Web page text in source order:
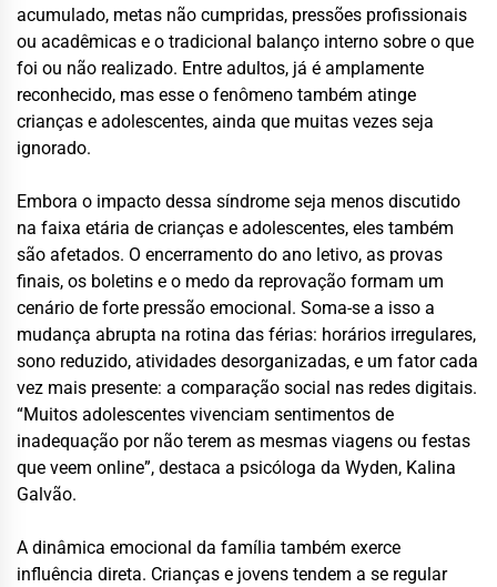
acumulado, metas não cumpridas, pressões profissionais
ou acadêmicas e o tradicional balanço interno sobre o que
foi ou não realizado. Entre adultos, já é amplamente
reconhecido, mas esse o fenômeno também atinge
crianças e adolescentes, ainda que muitas vezes seja
ignorado.
Embora o impacto dessa síndrome seja menos discutido
na faixa etária de crianças e adolescentes, eles também
são afetados. O encerramento do ano letivo, as provas
finais, os boletins e o medo da reprovação formam um
cenário de forte pressão emocional. Soma-se a isso a
mudança abrupta na rotina das férias: horários irregulares,
sono reduzido, atividades desorganizadas, e um fator cada
vez mais presente: a comparação social nas redes digitais.
“Muitos adolescentes vivenciam sentimentos de
inadequação por não terem as mesmas viagens ou festas
que veem online”, destaca a psicóloga da Wyden, Kalina
Galvão.
A dinâmica emocional da família também exerce
influência direta. Crianças e jovens tendem a se regular